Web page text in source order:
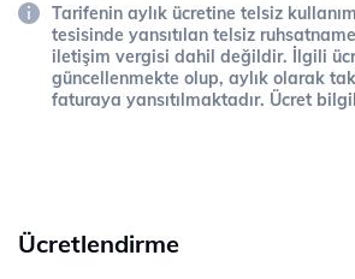
Tarifenin aylık ücretine telsiz
tesisinde yansıtılan telsiz
iletişim vergisi dahil değildir. İlgili
güncellenmekte olup, aylık olarak
faturaya yansıtılmaktadır. Ücret
Ücretlendirme